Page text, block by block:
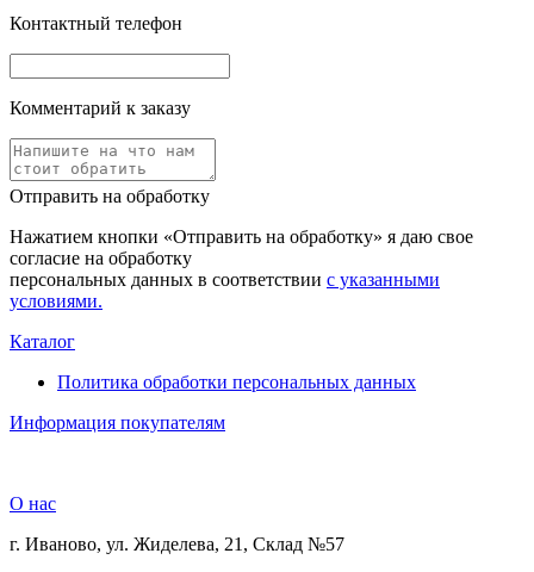
Контактный телефон
Комментарий к заказу
Отправить на обработку
Нажатием кнопки «Отправить на обработку» я даю свое
согласие на обработку
персональных данных в соответствии с указанными
условиями.
Каталог
Политика обработки персональных данных
Информация покупателям
О нас
г. Иваново, ул. Жиделева, 21, Склад №57